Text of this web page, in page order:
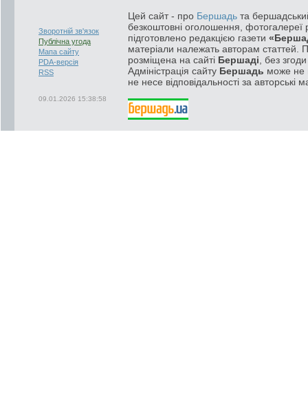
Зворотній зв'язок
Публічна угода
Мапа сайту
PDA-версія
RSS
09.01.2026 15:38:58
Цей сайт - про Бершадь та
безкоштовні оголошення, фотогалереї
підготовлено редакцією газети
матеріали належать авторам статтей.
розміщена на сайті Бершаді , без
Адміністрація сайту Бершадь може не
не несе відповідальності за авторські